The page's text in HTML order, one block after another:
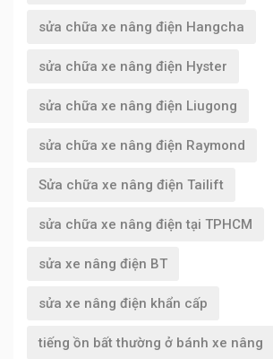
sửa chữa xe nâng điện Hangcha
sửa chữa xe nâng điện Hyster
sửa chữa xe nâng điện Liugong
sửa chữa xe nâng điện Raymond
Sửa chữa xe nâng điện Tailift
sửa chữa xe nâng điện tại TPHCM
sửa xe nâng điện BT
sửa xe nâng điện khẩn cấp
tiếng ồn bất thường ở bánh xe nâng